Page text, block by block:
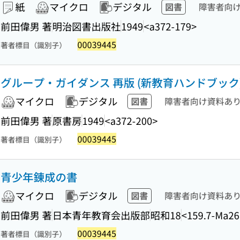
紙 マイクロ デジタル 図書 障害者向
前田偉男 著明治図書出版社1949<a372-179>
著者標目（識別子） 00039445
グループ・ガイダンス 再版 (新教育ハンドブッ
マイクロ デジタル 図書 障害者向け資料あり
前田偉男 著原書房1949<a372-200>
著者標目（識別子） 00039445
青少年錬成の書
マイクロ デジタル 図書 障害者向け資料あり
前田偉男 著日本青年教育会出版部昭和18<159.7-
著者標目（識別子） 00039445